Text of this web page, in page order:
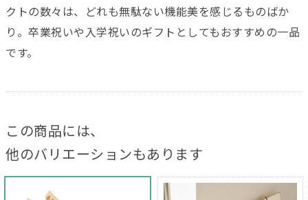
クトの数々は、どれも無駄ない機能美を感じるものばか
り。卒業祝いや入学祝いのギフトとしてもおすすめの一品
です。
この商品には、
他のバリエーションもあります